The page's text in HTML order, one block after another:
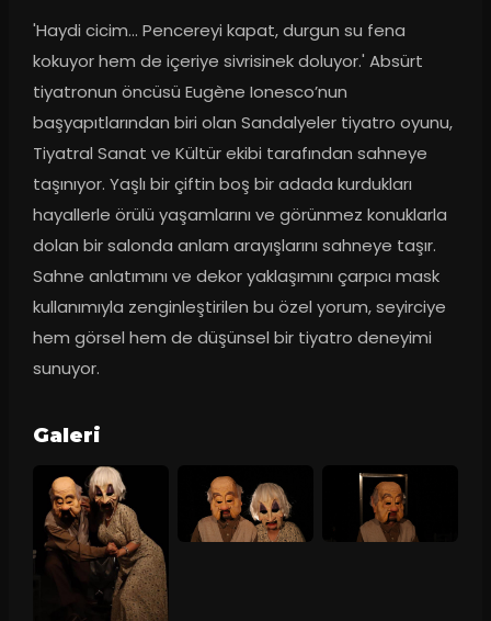
'Haydi cicim… Pencereyi kapat, durgun su fena
kokuyor hem de içeriye sivrisinek doluyor.' Absürt
tiyatronun öncüsü Eugène Ionesco’nun
başyapıtlarından biri olan Sandalyeler tiyatro oyunu,
Tiyatral Sanat ve Kültür ekibi tarafından sahneye
taşınıyor. Yaşlı bir çiftin boş bir adada kurdukları
hayallerle örülü yaşamlarını ve görünmez konuklarla
dolan bir salonda anlam arayışlarını sahneye taşır.
Sahne anlatımını ve dekor yaklaşımını çarpıcı mask
kullanımıyla zenginleştirilen bu özel yorum, seyirciye
hem görsel hem de düşünsel bir tiyatro deneyimi
sunuyor.
Galeri